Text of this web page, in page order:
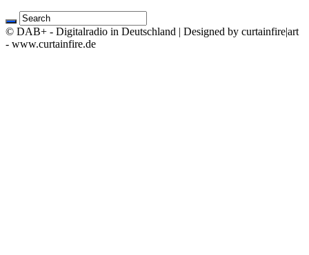
© DAB+ - Digitalradio in Deutschland | Designed by curtainfire|art
- www.curtainfire.de